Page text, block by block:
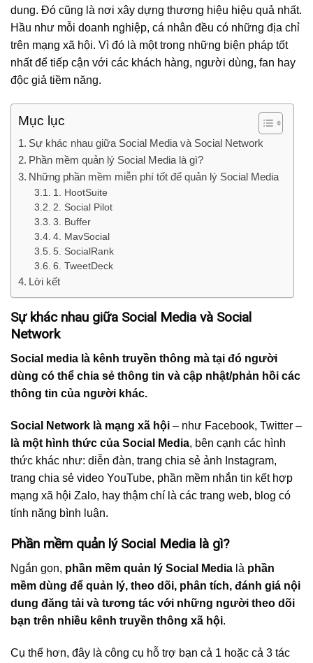
dung. Đó cũng là nơi xây dựng thương hiệu hiệu quả nhất.
Hầu như mỗi doanh nghiệp, cá nhân đều có những địa chỉ
trên mạng xã hội. Vì đó là một trong những biện pháp tốt
nhất để tiếp cận với các khách hàng, người dùng, fan hay
độc giả tiềm năng.
Mục lục
Sự khác nhau giữa Social Media và Social Network
Phần mềm quản lý Social Media là gì?
Những phần mềm miễn phí tốt để quản lý Social Media
1. HootSuite
2. Social Pilot
3. Buffer
4. MavSocial
5. SocialRank
6. TweetDeck
Lời kết
Sự khác nhau giữa Social Media và Social
Network
Social media là kênh truyền thông mà tại đó người
dùng có thể chia sẻ thông tin và cập nhật/phản hồi các
thông tin của người khác.
Social Network là mạng xã hội – như Facebook, Twitter –
là một hình thức của Social Media, bên cạnh các hình
thức khác như: diễn đàn, trang chia sẻ ảnh Instagram,
trang chia sẻ video YouTube, phần mềm nhắn tin kết hợp
mạng xã hội Zalo, hay thậm chí là các trang web, blog có
tính năng bình luận.
Phần mềm quản lý Social Media là gì?
Ngắn gọn, phần mềm quản lý Social Media là phần
mềm dùng để quản lý, theo dõi, phân tích, đánh giá nội
dung đăng tải và tương tác với những người theo dõi
bạn trên nhiều kênh truyền thông xã hội.
Cụ thể hơn, đây là công cụ hỗ trợ bạn cả 1 hoặc cả 3 tác